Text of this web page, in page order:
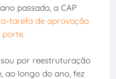
passado, a CAP
tarefa de aprovação
porte.
por reestruturação
ao longo do ano, fez